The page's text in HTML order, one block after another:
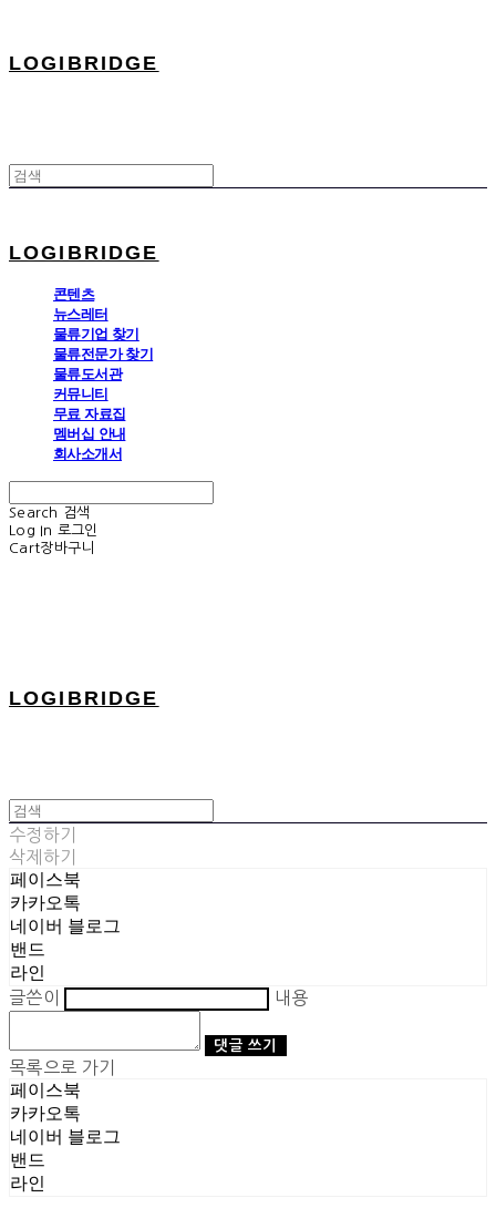
LOGIBRIDGE
LOGIBRIDGE
콘텐츠
뉴스레터
물류기업 찾기
물류전문가 찾기
물류도서관
커뮤니티
무료 자료집
멤버십 안내
회사소개서
Search
검색
Log In 로그인
Cart장바구니
LOGIBRIDGE
수정하기
삭제하기
페이스북
카카오톡
네이버 블로그
밴드
라인
글쓴이 내용
댓글 쓰기
목록으로 가기
페이스북
카카오톡
네이버 블로그
밴드
라인